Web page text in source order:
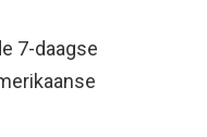
7-daagse